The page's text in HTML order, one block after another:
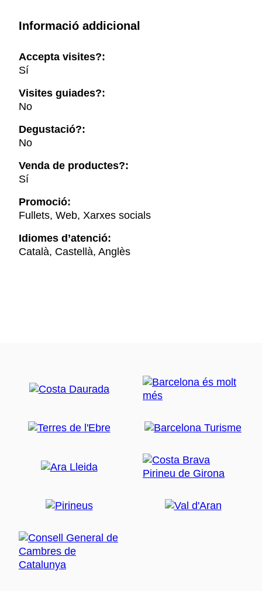
Informació addicional
Accepta visites?:
Sí
Visites guiades?:
No
Degustació?:
No
Venda de productes?:
Sí
Promoció:
Fullets, Web, Xarxes socials
Idiomes d’atenció:
Català, Castellà, Anglès